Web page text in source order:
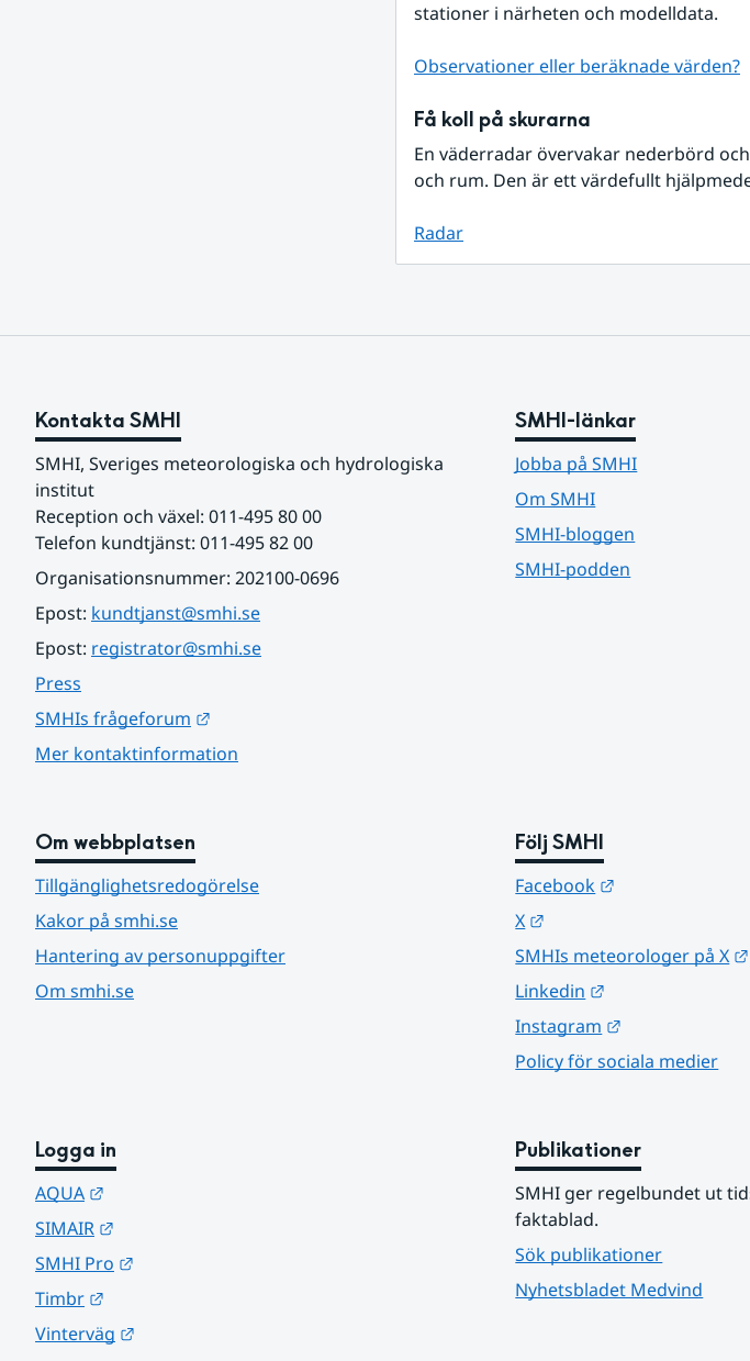
stationer i närheten och modelldata.
Observationer eller beräknade värden?
Få koll på skurarna
En väderradar övervakar nederbörd
och rum. Den är ett värdefullt
Radar
Kontakta SMHI
SMHI, Sveriges meteorologiska och hydrologiska
institut
Reception och växel: 011-495 80 00
Telefon kundtjänst: 011-495 82 00
Organisationsnummer: 202100-0696
Epost: kundtjanst@smhi.se
Epost: registrator@smhi.se
Press
SMHIs frågeforum
Mer kontaktinformation
SMHI-länkar
Jobba på SMHI
Om SMHI
SMHI-bloggen
SMHI-podden
Om webbplatsen
Tillgänglighetsredogörelse
Kakor på smhi.se
Hantering av personuppgifter
Om smhi.se
Följ SMHI
Facebook
X
SMHIs meteorologer på X
Linkedin
Instagram
Policy för sociala medier
Logga in
AQUA
SIMAIR
SMHI Pro
Timbr
Vinterväg
Publikationer
SMHI ger regelbundet ut
faktablad.
Sök publikationer
Nyhetsbladet Medvind